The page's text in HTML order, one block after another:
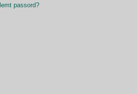
passord?